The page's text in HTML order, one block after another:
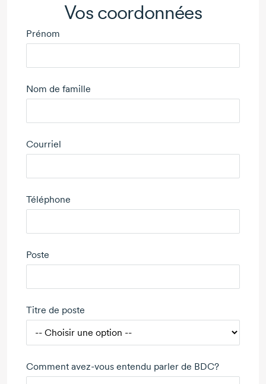
Vos coordonnées
Prénom
Nom de famille
Courriel
Téléphone
Poste
Titre de poste
Comment avez-vous entendu parler de BDC?